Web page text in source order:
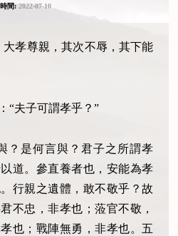
間:2022-07-10
大孝尊親，其次不辱，其下能
“夫子可謂孝乎？”
？是何言與？君子之所謂孝
道。參直養者也，安能為孝
行親之遺體，敢不敬乎？故
不忠，非孝也；蒞官不敬，
也；戰陣無勇，非孝也。五